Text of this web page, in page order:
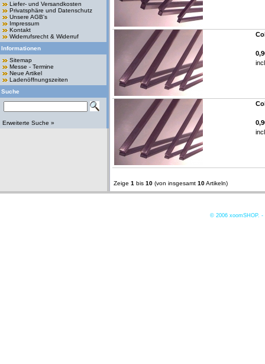
Liefer- und Versandkosten
Privatsphäre und Datenschutz
Unsere AGB's
Impressum
Kontakt
Widerrufsrecht & Widerruf
Informationen
Sitemap
Messe - Termine
Neue Artikel
Ladenöffnungszeiten
Suche
Erweiterte Suche »
Zeige 1 bis 10 (von insgesamt 10Artikeln)
© 2006 xoomSHOP. -